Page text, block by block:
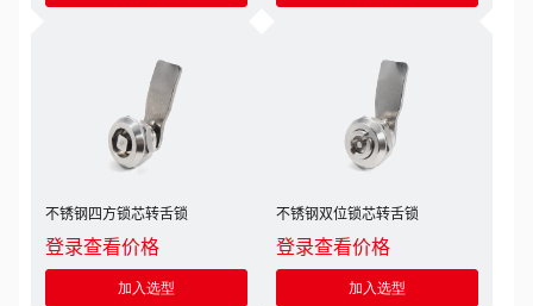
不锈钢四方锁芯转舌锁
登录查看价格
加入选型
不锈钢双位锁芯转舌锁
登录查看价格
加入选型